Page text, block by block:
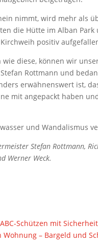
nimmt, wird mehr als
die Hütte im Alban
positiv
diese, können wir
Rottmann und
erwähnenswert ist,
mit angepackt haben
und Wandalismus
Stefan Rottmann,
Werner Weck.
Schützen mit
Wohnung – Bargeld und